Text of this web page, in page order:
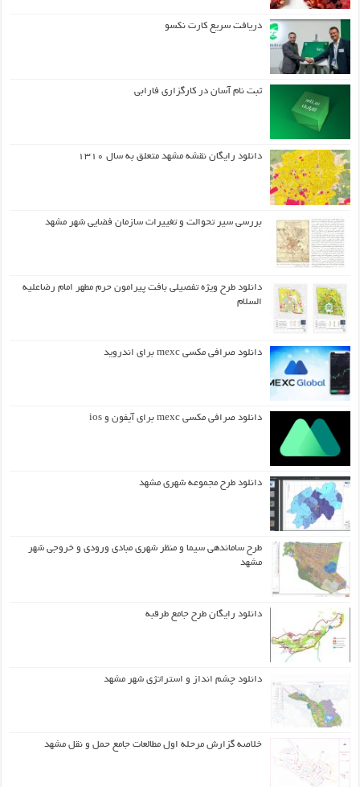
دریافت سریع کارت نکسو
ثبت نام آسان در کارگزاری فارابی
دانلود رایگان نقشه مشهد متعلق به سال ۱۳۱۰
بررسی سیر تحوالت و تغییرات سازمان فضایی شهر مشهد
دانلود طرح ويژه تفصيلي بافت پيرامون حرم مطهر امام رضاعليه
السلام
دانلود صرافی مکسی mexc برای اندروید
دانلود صرافی مکسی mexc برای آیفون و ios
دانلود طرح مجموعه شهری مشهد
طرح ساماندهی سیما و منظر شهری مبادی ورودی و خروجی شهر
مشهد
دانلود رایگان طرح جامع طرقبه
دانلود چشم انداز و استراتژی شهر مشهد
خلاصه گزارش مرحله اول مطالعات جامع حمل و نقل مشهد